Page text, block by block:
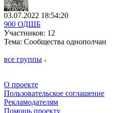
03.07.2022 18:54:20
900 ОДШБ
Участников: 12
Тема: Сообщества однополчан
все группы
О проекте
Пользовательское соглашение
Рекламодателям
Помощь проекту